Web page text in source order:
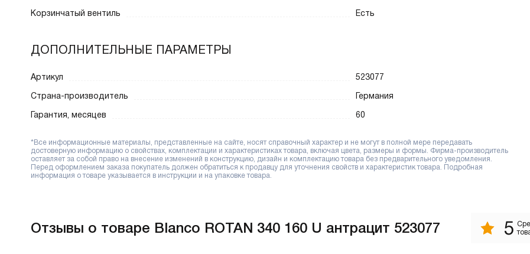
Корзинчатый вентиль Есть
ДОПОЛНИТЕЛЬНЫЕ ПАРАМЕТРЫ
Артикул
523077
Страна-производитель
Германия
Гарантия, месяцев
60
*Все информационные материалы, представленные на сайте, носят справочный характер и не могут в полной мере передавать
достоверную информацию о свойствах, комплектации и характеристиках товара, включая цвета, размеры и формы. Фирма-производитель
оставляет за собой право на внесение изменений в конструкцию, дизайн и комплектацию товара без предварительного уведомления.
Перед оформлением заказа покупатель должен обратиться к продавцу для уточнения свойств и характеристик товара. Подробная
информация о товаре указывается в инструкции и на упаковке товара.
Отзывы о товаре Blanco ROTAN 340 160 U антрацит 523077 5